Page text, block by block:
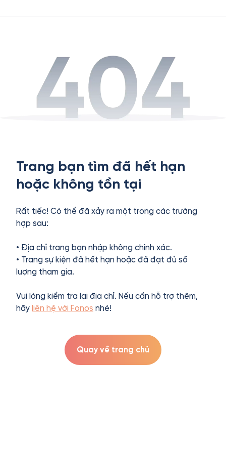
Trang bạn tìm đã hết hạn
hoặc không tồn tại
Rất tiếc! Có thể đã xảy ra một trong các trường
hợp sau:
• Địa chỉ trang bạn nhập không chính xác.
• Trang sự kiện đã hết hạn hoặc đã đạt đủ số
lượng tham gia.
Vui lòng kiểm tra lại địa chỉ. Nếu cần hỗ trợ thêm,
hãy liên hệ với Fonos nhé!
Quay về trang chủ